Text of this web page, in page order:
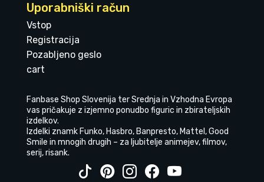
Uporabniški račun
Vstop
Registracija
Pozabljeno geslo
cart
Fanbase Shop Slovenija ter Srednja in Vzhodna Evropa
vas pričakuje z izjemno ponudbo figuric in zbirateljskih
izdelkov.
Izdelki znamk Funko, Hasbro, Banpresto, Mattel, Good
Smile in mnogih drugih – za ljubitelje animejev, filmov,
serij, risank.